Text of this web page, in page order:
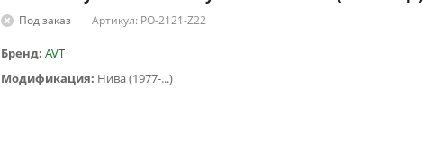
Под заказ Артикул: PO-2121-Z22
Бренд: AVT
Модификация: Нива (1977-...)